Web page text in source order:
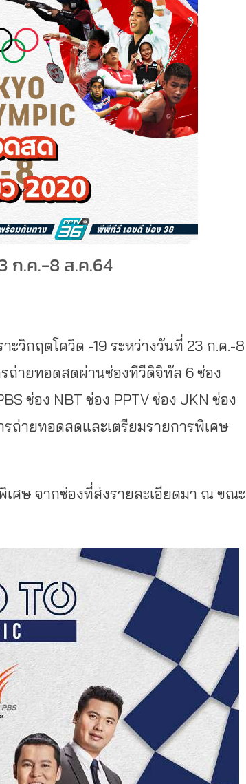
ก.ค.-8 ส.ค.64
ะวิกฤตโควิด -19 ระหว่างวันที่ 23 ก.ค.-8
ถ่ายทอดสดผ่านช่องทีวีดิจิทัล 6 ช่อง
ช่อง NBT ช่อง PPTV ช่อง JKN ช่อง
รถ่ายทอดสดและเตรียมรายการพิเศษ
เศษ จากช่องที่ส่งรายละเอียดมา ณ ขณะ